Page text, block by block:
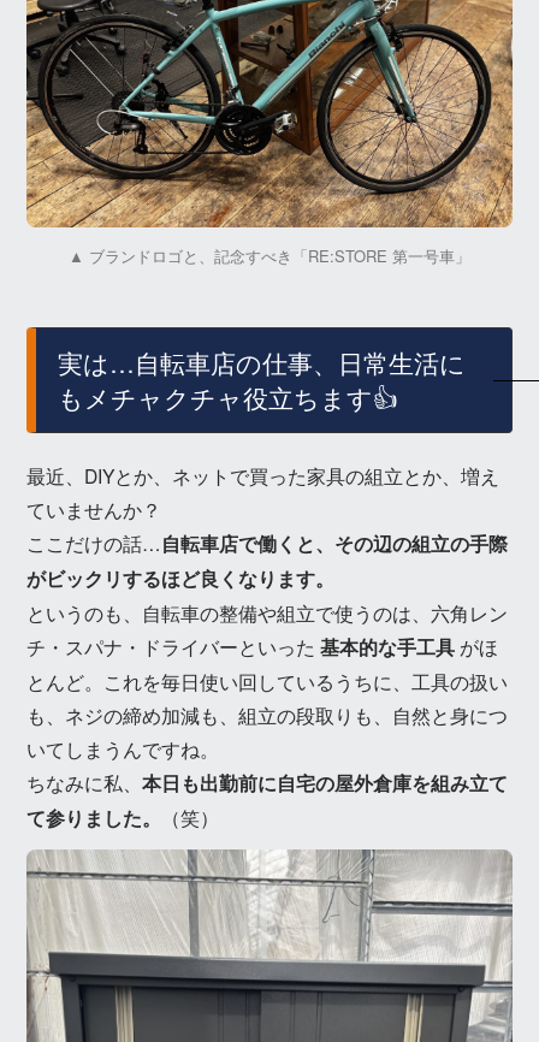
▲ ブランドロゴと、記念すべき「RE:STORE 第一号車」
実は…自転車店の仕事、日常生活に
もメチャクチャ役立ちます👍
最近、DIYとか、ネットで買った家具の組立とか、増え
ていませんか？
ここだけの話…自転車店で働くと、その辺の組立の手際
がビックリするほど良くなります。
というのも、自転車の整備や組立で使うのは、六角レン
チ・スパナ・ドライバーといった基本的な手工具 がほ
とんど。これを毎日使い回しているうちに、工具の扱い
も、ネジの締め加減も、組立の段取りも、自然と身につ
いてしまうんですね。
ちなみに私、本日も出勤前に自宅の屋外倉庫を組み立て
て参りました。
（笑）